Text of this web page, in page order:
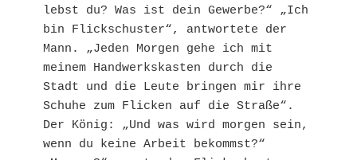
lebst du? Was ist dein Gewerbe?“ „Ich
bin Flickschuster“, antwortete der
Mann. „Jeden Morgen gehe ich mit
meinem Handwerkskasten durch die
Stadt und die Leute bringen mir ihre
Schuhe zum Flicken auf die Straße“.
Der König: „Und was wird morgen sein,
wenn du keine Arbeit bekommst?“